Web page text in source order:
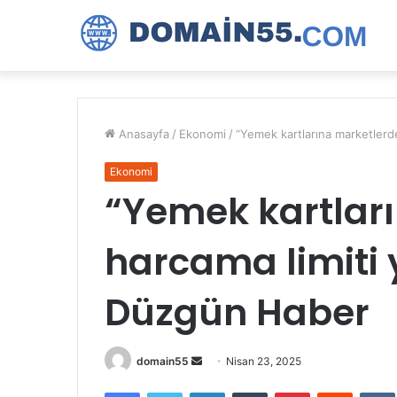
Anasayfa / Ekonomi / “Yemek kartlarına
Ekonomi
“Yemek
harcama limiti
Düzgün Haber
domain55
Bir
Nisan 23, 2025
FacebookTwitter LinkedInTumblr PinterestReddit